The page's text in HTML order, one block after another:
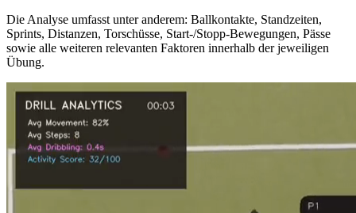
Die Analyse umfasst unter anderem: Ballkontakte, Standzeiten,
Sprints, Distanzen, Torschüsse, Start-/Stopp-Bewegungen, Pässe
sowie alle weiteren relevanten Faktoren innerhalb der jeweiligen
Übung.